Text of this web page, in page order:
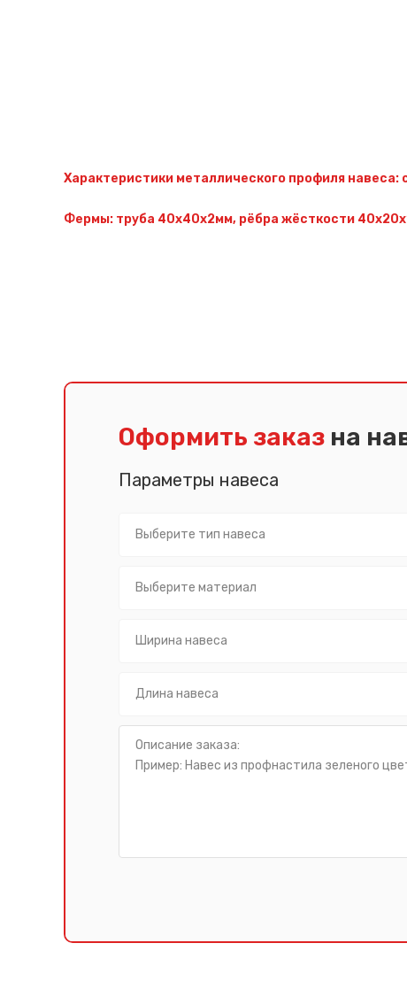
Характеристики металлического профиля
Фермы: труба 40х40х2мм, рёбра жёсткости
Оформить заказ на
Параметры навеса